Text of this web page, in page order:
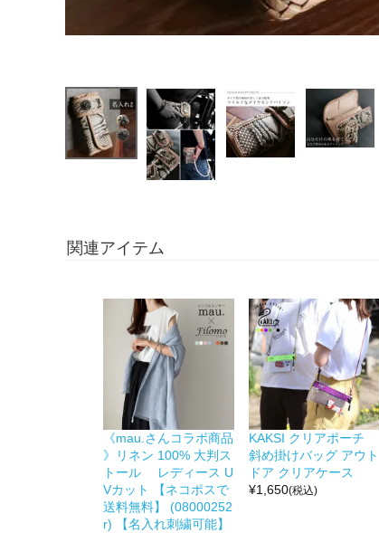
関連アイテム
《mau.さんコラボ商品
》リネン 100% 大判ス
トール レディース U
Vカット 【ネコポスで
送料無料】 (08000252
r) 【名入れ刺繍可能】
KAKSI クリアポーチ
斜め掛けバッグ アウト
ドア クリアケース
¥1,650(税込)